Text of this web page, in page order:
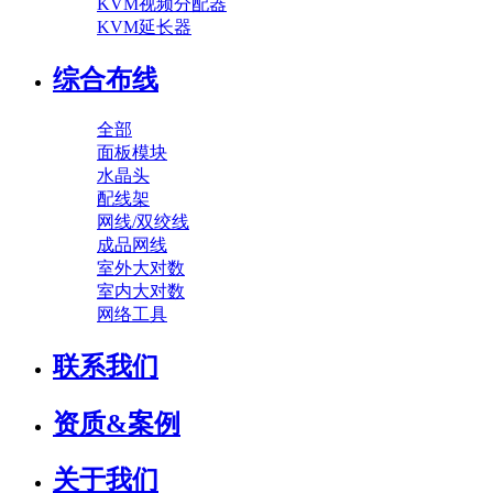
KVM延长器
综合布线
全部
面板模块
水晶头
配线架
网线/双绞线
成品网线
室外大对数
室内大对数
网络工具
联系我们
资质&案例
关于我们